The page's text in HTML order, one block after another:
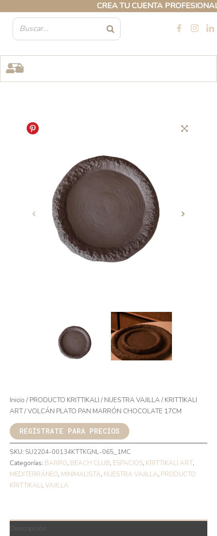
CREA TU CUENTA PROFESIONAL
contenido
Inicio / PRODUCTO KRITTIKALI / NUESTRA VAJILLA/ KRITTIKALI
ART/ VOLCÁN PLATO PAN MARRÓN CHOCOLATE 17CM
REGÍSTRATE PARA PRECIOS
SKU: SU2204-00134KTTKGNL-065_1MC
Categorías: BARRO, BEACH CLUB, ESPACIOS, KRITTIKALI ART,
MEDITERRÁNEO, MINIMALISTA, NUESTRA VAJILLA, PRODUCTO
KRITTIKALI, VAJILLA